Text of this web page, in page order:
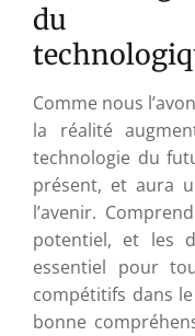
du
Comme nous
la réalité
technologie du
présent, et aura
l’avenir.
potentiel, et les
essentiel pour
compétitifs dans
bonne